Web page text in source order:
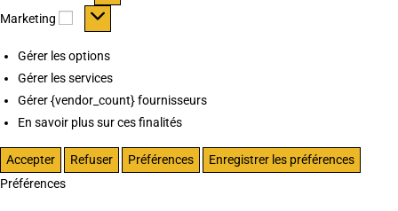
Marketing Marketing
Gérer les options
Gérer les services
Gérer {vendor_count} fournisseurs
En savoir plus sur ces finalités
Accepter Refuser Préférences
Enregistrer les préférences
Préférences